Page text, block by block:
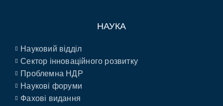
НАУКА
Науковий відділ
Сектор інноваційного розвитку
Проблемна НДР
Наукові форуми
Фахові видання